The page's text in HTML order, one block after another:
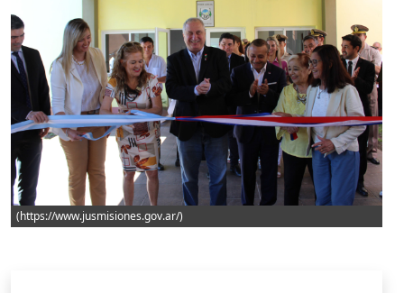
(https://www.jusmisiones.gov.ar/)